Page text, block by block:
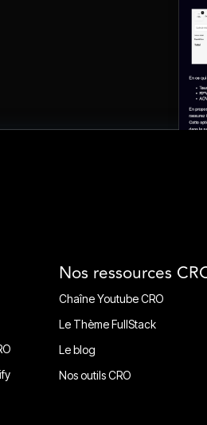
Nos ressources
Chaîne Youtube CRO
Chaîne Youtube CRO
Le Thème FullStack
Le Thème FullStack
Le blog
Le blog
Nos outils CRO